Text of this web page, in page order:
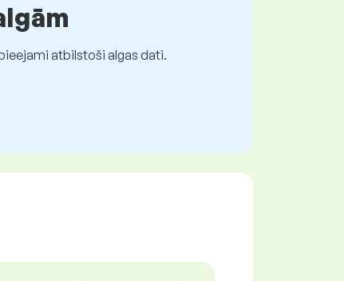
atbilstoši algas dati.